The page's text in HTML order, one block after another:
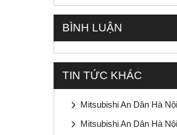
BÌNH LUẬN
TIN TỨC KHÁC
Mitsubishi An Dân Hà
Mitsubishi An Dân Hà